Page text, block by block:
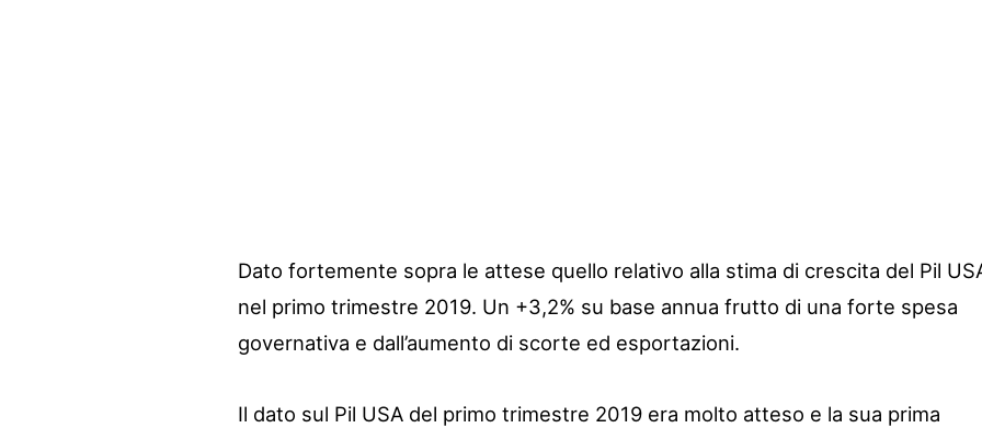
Dato fortemente sopra le attese quello relativo alla stima di crescita del Pil
nel primo trimestre 2019. Un +3,2% su base annua frutto di una forte spesa
governativa e dall’aumento di scorte ed esportazioni.
Il dato sul Pil USA del primo trimestre 2019 era molto atteso e la sua prima